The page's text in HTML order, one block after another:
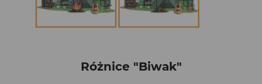
Różnice "Biwak"